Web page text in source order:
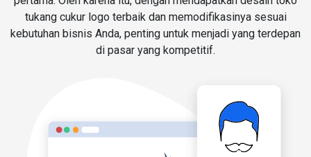
tukang cukur logo terbaik dan memodifikasinya sesuai
kebutuhan bisnis Anda, penting untuk menjadi yang terdepan
di pasar yang kompetitif.